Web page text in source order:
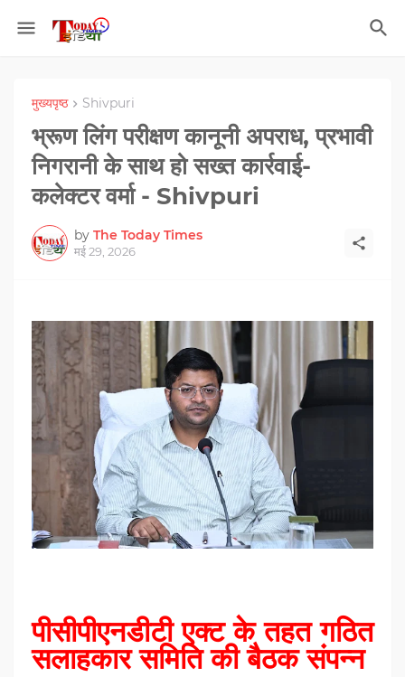
मुख्यपृष्ठ Shivpuri
भ्रूण लिंग परीक्षण कानूनी अपराध, प्रभावी
निगरानी के साथ हो सख्त कार्रवाई-
कलेक्टर वर्मा - Shivpuri
by The Today Times
मई 29, 2026
पीसीपीएनडीटी एक्ट के तहत गठित
सलाहकार समिति की बैठक संपन्न